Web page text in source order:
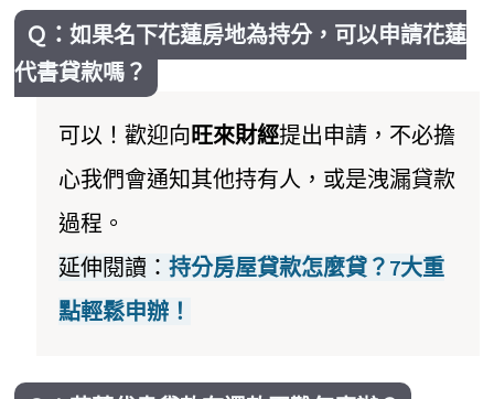
Ｑ：如果名下花蓮房地為持分，可以申請花蓮
代書貸款嗎？
可以！歡迎向旺來財經提出申請，不必擔
心我們會通知其他持有人，或是洩漏貸款
過程。
延伸閱讀：持分房屋貸款怎麼貸？7大重
點輕鬆申辦！